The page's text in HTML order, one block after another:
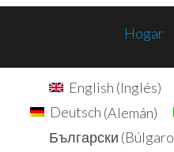
Hogar
English (Inglés)
Deutsch (Alemán)
Български (Búlgaro